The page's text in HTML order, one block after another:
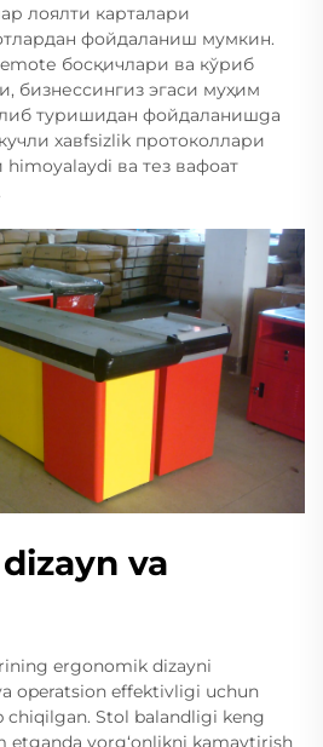
лоялти карталари
фойдаланиш мумкин.
босқичлари ва кўриб
бизнессингиз эгаси муҳим
туришидан фойдаланишga
хавfsizlik протоколлари
ва тез вафоат
va
ergonomik dizayni
operatsion effektivligi uchun
chiqilgan. Stol balandligi keng
etganda yorg‘onlikni kamaytirish